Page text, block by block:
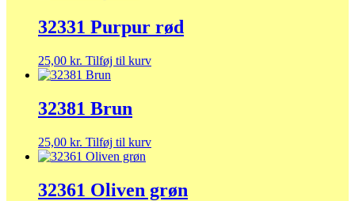
32331 Purpur rød
25,00 kr. Tilføj til kurv
32381 Brun
25,00 kr. Tilføj til kurv
32361 Oliven grøn